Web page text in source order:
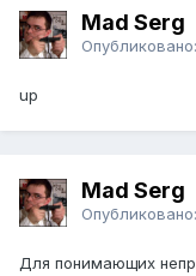
Mad Serg
Опубликовано:
up
Mad Serg
Опубликовано:
Для понимающих